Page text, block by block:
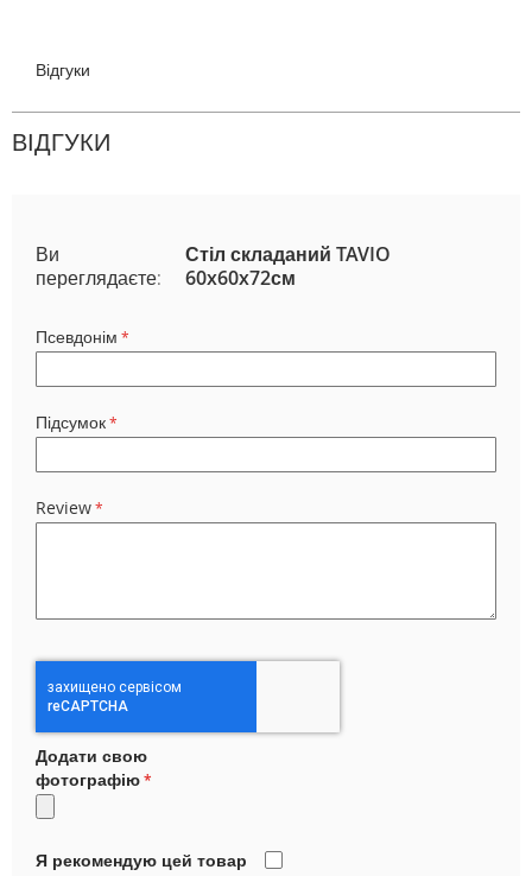
Відгуки
ВІДГУКИ
Ви
переглядаєте:
Стіл складаний TAVIO
60x60x72см
Псевдонім
Підсумок
Review
Додати свою
фотографію
Я рекомендую цей товар